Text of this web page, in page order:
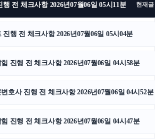
금천구하수구막힘
전 체크사항 2026년07월06일 05시11분 현재글
진행 전 체크사항 2026년07월06일 05시04분
진행 전 체크사항 2026년07월06일 04시58분
호사 진행 전 체크사항 2026년07월06일 04시52분
진행 전 체크사항 2026년07월06일 04시47분